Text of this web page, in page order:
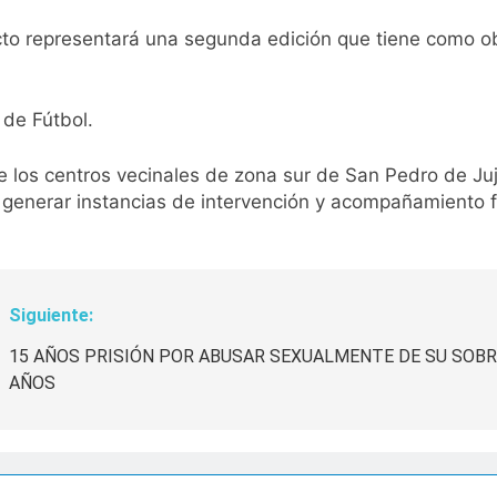
representará una segunda edición que tiene como
Fútbol.
centros vecinales de zona sur de San Pedro de
instancias de intervención y
Siguiente:
15 AÑOS PRISIÓN POR ABUSAR SEXUALMENTE DE SU
AÑOS